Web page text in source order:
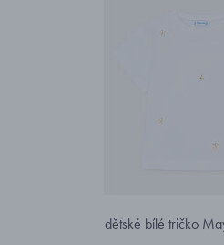
dětské bílé tričko